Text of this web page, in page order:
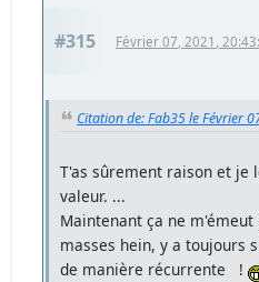
#315 Février 07, 2021,
Citation de: Fab35 le Février
T'as sûrement raison et je
valeur. ...
Maintenant ça ne m'émeut
masses hein, y a toujours
de manière récurrente !